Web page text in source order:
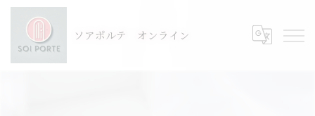
ソアポルテ オンライン